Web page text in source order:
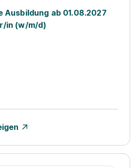
ab 01.08.2027
in (w/m/d)